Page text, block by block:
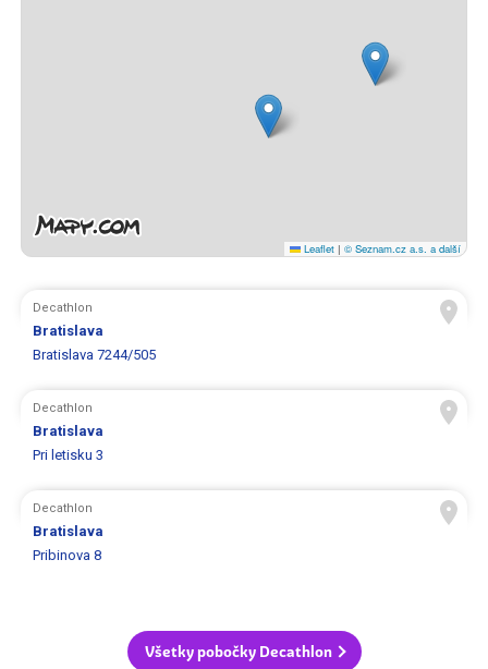
Leaflet | © Seznam.cz a.s. a další
Decathlon
Bratislava
Bratislava 7244/505
Decathlon
Bratislava
Pri letisku 3
Decathlon
Bratislava
Pribinova 8
Všetky pobočky Decathlon